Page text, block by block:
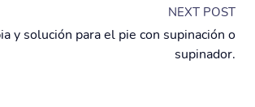
NEXT POST
y solución para el pie con supinación o
supinador.